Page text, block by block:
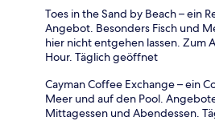
Toes in the Sand by Beach – ein
Angebot. Besonders Fisch und
hier nicht entgehen lassen. Zum
Hour. Täglich geöffnet
Cayman Coffee Exchange – ein
Meer und auf den Pool.
Mittagessen und Abendessen.